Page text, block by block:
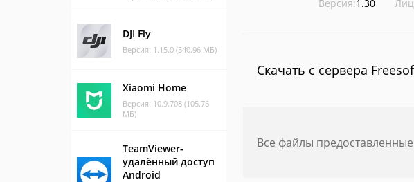
DJI Fly
Версия: 1.15.0 (540.96 МБ)
Xiaomi Home
Версия: 10.9.708 (105.76
МБ)
TeamViewer-
удалённый доступ
Android
Версия:1.30
Скачать с сервера
Все файлы